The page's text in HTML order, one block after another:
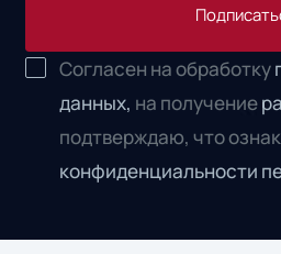
Согласен на обработку
данных, на получение
подтверждаю, что
конфиденциальности